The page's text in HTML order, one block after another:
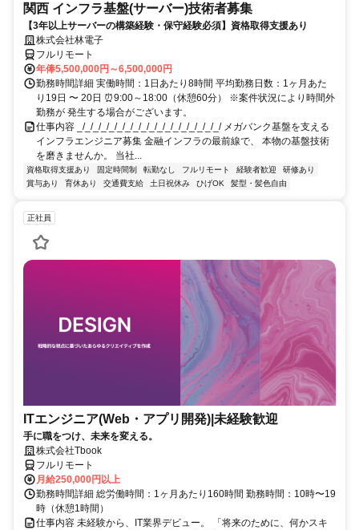
関西 インフラ基盤(サーバー)技術者募集
【3年以上サーバーの構築経験・保守経験必須】資格取得支援あり
株式会社林電子
フルリモート
年俸5,500,000円～6,500,000円
勤務時間詳細 実働時間：1日あたり8時間 平均勤務日数：1ヶ月あた
り19日 〜 20日 ⏰9:00～18:00（休憩60分） ※案件状況により時間外
勤務が 発生する場合がございます。
仕事内容 _/_/_/_/_/_/_/_/_/_/_/_/_/_/_/_/_/_/ メガバンク基盤を支える
インフラエンジニア募集 金融インフラの最前線で、 本物の基盤技術
を磨きませんか。 当社...
資格取得支援あり 固定時間制 転勤なし フルリモート 経験者歓迎
研修あり
賞与あり
育休あり 交通費支給 土日祝休み ひげOK 髪型・髪色自由
正社員
ITエンジニア(Web・アプリ開発)|未経験歓迎
手に職をつけ、未来を変える。
株式会社Tbook
フルリモート
月給250,000円以上
勤務時間詳細 総労働時間：1ヶ月あたり160時間 勤務時間：10時〜19
時（休憩1時間）
仕事内容 未経験から、IT業界デビュー。 「将来のために、何かスキ